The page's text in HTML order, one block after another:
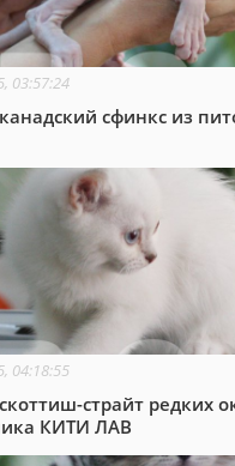
03:57:24
сфинкс из
04:18:55
страйт редких
КИТИ ЛАВ